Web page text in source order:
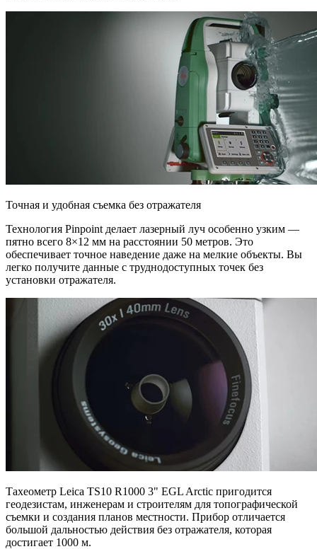
Точная и удобная съемка без отражателя
Технология Pinpoint делает лазерный луч особенно узким —
пятно всего 8×12 мм на расстоянии 50 метров. Это
обеспечивает точное наведение даже на мелкие объекты. Вы
легко получите данные с труднодоступных точек без
установки отражателя.
Тахеометр Leica TS10 R1000 3" EGL Arctic пригодится
геодезистам, инженерам и строителям для топографической
съемки и создания планов местности. Прибор отличается
большой дальностью действия без отражателя, которая
достигает 1000 м.